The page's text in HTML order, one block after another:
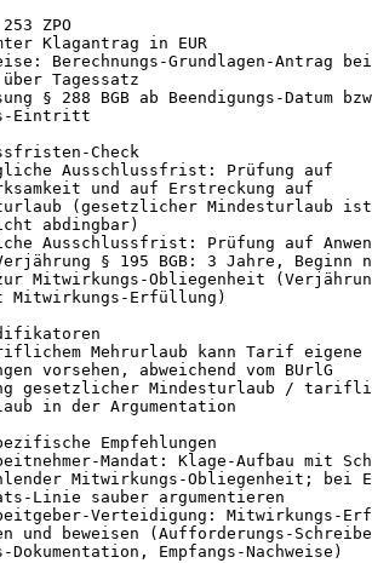
ZPO
Klagantrag in EUR
Berechnungs-Grundlagen-Antrag bei
Tagessatz
§ 288 BGB ab Beendigungs-Datum
Eintritt
Check
Ausschlussfrist: Prüfung auf
und auf Erstreckung auf
(gesetzlicher Mindesturlaub ist
abdingbar)
Ausschlussfrist: Prüfung auf
§ 195 BGB: 3 Jahre, Beginn
Mitwirkungs-Obliegenheit
Mitwirkungs-Erfüllung)
Mehrurlaub kann Tarif eigene
vorsehen, abweichend vom BUrlG
gesetzlicher Mindesturlaub /
in der Argumentation
Empfehlungen
Mandat: Klage-Aufbau mit
Mitwirkungs-Obliegenheit; bei
Linie sauber argumentieren
Verteidigung: Mitwirkungs-
und beweisen (Aufforderungs-
Dokumentation, Empfangs-Nachweise)